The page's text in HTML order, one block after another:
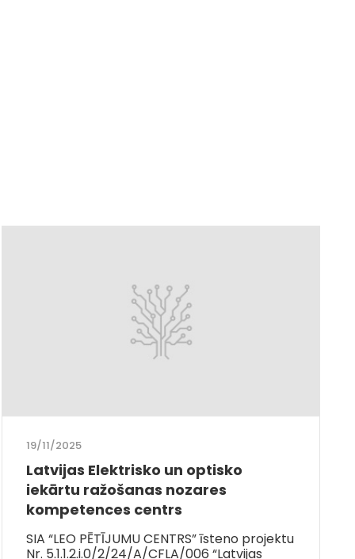
19/11/2025
Latvijas Elektrisko un optisko
iekārtu ražošanas nozares
kompetences centrs
SIA “LEO PĒTĪJUMU CENTRS” īsteno projektu
Nr. 5.1.1.2.i.0/2/24/A/CFLA/006 “Latvijas